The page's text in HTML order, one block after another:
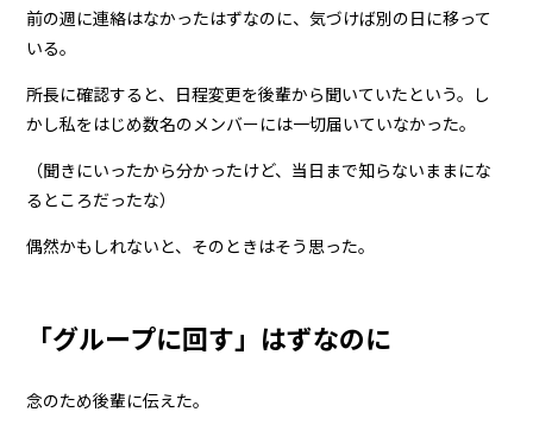
前の週に連絡はなかったはずなのに、気づけば別の日に移って
いる。
所長に確認すると、日程変更を後輩から聞いていたという。し
かし私をはじめ数名のメンバーには一切届いていなかった。
（聞きにいったから分かったけど、当日まで知らないままにな
るところだったな）
偶然かもしれないと、そのときはそう思った。
「グループに回す」はずなのに
念のため後輩に伝えた。